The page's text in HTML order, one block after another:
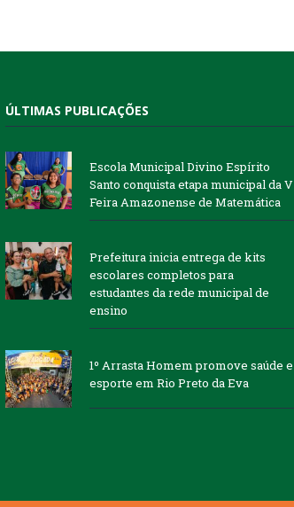
ÚLTIMAS PUBLICAÇÕES
Escola Municipal Divino Espírito
Santo conquista etapa municipal da V
Feira Amazonense de Matemática
Prefeitura inicia entrega de kits
escolares completos para
estudantes da rede municipal de
ensino
1º Arrasta Homem promove saúde e
esporte em Rio Preto da Eva